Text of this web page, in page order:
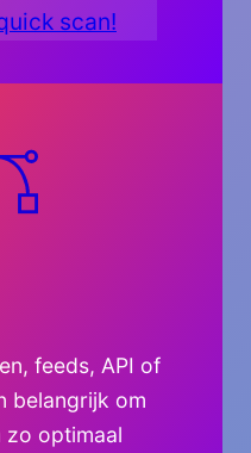
scan!
feeds, API of
belangrijk om
zo optimaal